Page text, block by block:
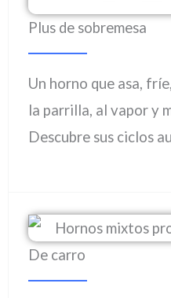
Plus de sobremesa
Un horno que asa,
la parrilla, al vapor y
Descubre sus ciclos
De carro